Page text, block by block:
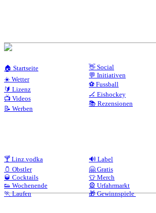
🏠 Startseite
☀️ Wetter
🔰 Lizenz
📺 Videos
📝 Werben
👋 Social
💬 Initiativen
⚽ Fussball
🏒 Eishockey
📚 Rezensionen
🍸 Linz.vodka
🫙 Obstler
🥃 Cocktails
👟 Wochenende
🏃 Laufen
🔊 Label
🤗 Gratis
👕 Merch
🎡 Urfahrmarkt
🎁 Gewinnspiele